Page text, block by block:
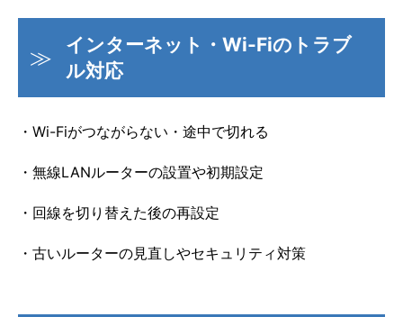
インターネット・Wi-Fiのトラブ
ル対応
・Wi-Fiがつながらない・途中で切れる
・無線LANルーターの設置や初期設定
・回線を切り替えた後の再設定
・古いルーターの見直しやセキュリティ対策